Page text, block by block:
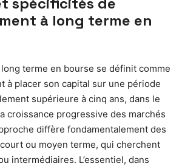
à long terme en
long terme en bourse se définit comme
à placer son capital sur une période
supérieure à cinq ans, dans le
croissance progressive des marchés
diffère fondamentalement des
ou moyen terme, qui cherchent
intermédiaires. L’essentiel, dans